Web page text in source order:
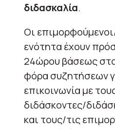
διδασκαλία.
Οι
ενότητα έχουν
24ώρου βάσεως
φόρα συζητήσεων
επικοινωνία με
διδάσκοντες/
και τους/τις